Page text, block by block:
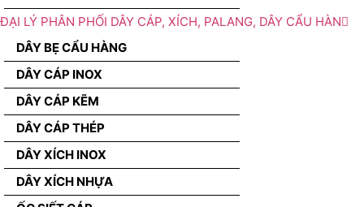
ĐẠI LÝ PHÂN PHỐI DÂY CÁP, XÍCH, PALANG, DÂY CẨU HÀN
DÂY BẸ CẨU HÀNG
DÂY CÁP INOX
DÂY CÁP KẼM
DÂY CÁP THÉP
DÂY XÍCH INOX
DÂY XÍCH NHỰA